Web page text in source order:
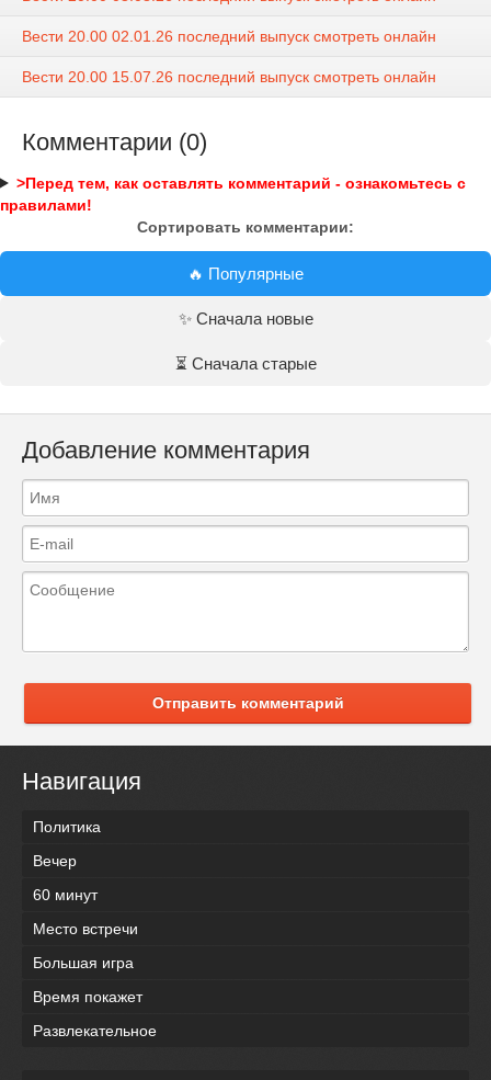
Вести 20.00 02.01.26 последний выпуск смотреть онлайн
Вести 20.00 15.07.26 последний выпуск смотреть онлайн
Комментарии (0)
>Перед тем, как оставлять комментарий - ознакомьтесь с
правилами!
Сортировать комментарии:
🔥 Популярные
✨ Сначала новые
⏳ Сначала старые
Добавление комментария
Отправить комментарий
Навигация
Политика
Вечер
60 минут
Место встречи
Большая игра
Время покажет
Развлекательное